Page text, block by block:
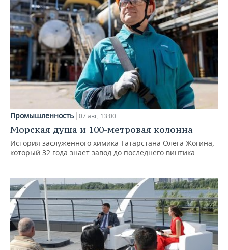
Промышленность 07 авг, 13:00
Морская душа и 100-метровая колонна
История заслуженного химика Татарстана Олега Жогина,
который 32 года знает завод до последнего винтика